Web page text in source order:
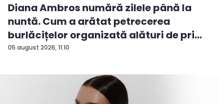
05 august 2026, 11:10
Diana Ambros numără zilele până la
nuntă. Cum a arătat petrecerea
burlăcițelor organizată alături de pri...